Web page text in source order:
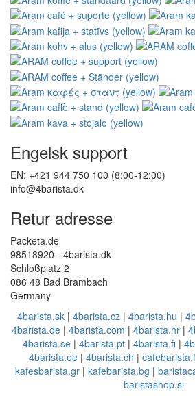
Engelsk support
EN: +421 944 750 100 (8:00-12:00)
info@4barista.dk
Retur adresse
Packeta.de
98518920 - 4barista.dk
Schloßplatz 2
086 48 Bad Brambach
Germany
4barista.sk| 4barista.cz| 4barista.hu |
4barista.de | 4barista.com | 4barista.hr |
4barista.se | 4barista.pt | 4barista.fi |
4barista.ee| 4barista.ch |
kafesbarista.gr| kafebarista.bg |
baristashop.si